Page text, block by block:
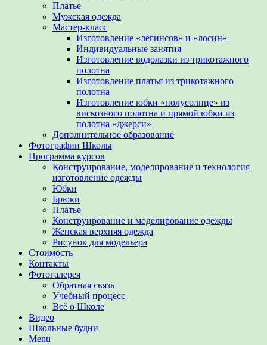
Платье
Мужская одежда
Мастер-класс
Изготовление «легинсов» и «лосин»
Индивидуальные занятия
Изготовление водолазки из трикотажного
полотна
Изготовление платья из трикотажного
полотна
Изготовление юбки «полусолнце» из
вискозного полотна и прямой юбки из
полотна «джерси»
Дополнительное образование
Фотографии Школы
Программа курсов
Конструирование, моделирование и технология
изготовление одежды
Юбки
Брюки
Платье
Конструирование и моделирование одежды
Женская верхняя одежда
Рисунок для модельера
Стоимость
Контакты
Фотогалерея
Обратная связь
Учебный процесс
Всё о Школе
Видео
Школьные будни
Menu